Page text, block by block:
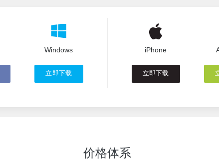
Windows
立即下载
iPhone
立即下载
价格体系